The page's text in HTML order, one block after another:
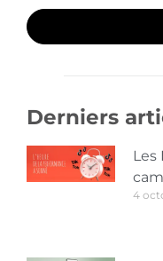
Derniers
Les
4